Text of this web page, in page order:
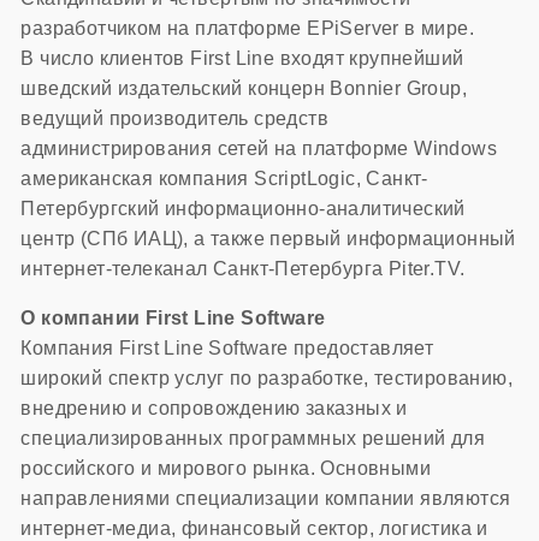
разработчиком на платформе EPiServer в мире.
В число клиентов First Line входят крупнейший
шведский издательский концерн Bonnier Group,
ведущий производитель средств
администрирования сетей на платформе Windows
американская компания ScriptLogic, Санкт-
Петербургский информационно-аналитический
центр (СПб ИАЦ), а также первый информационный
интернет-телеканал Санкт-Петербурга Piter.TV.
О компании First Line Software
Компания First Line Software предоставляет
широкий спектр услуг по разработке, тестированию,
внедрению и сопровождению заказных и
специализированных программных решений для
российского и мирового рынка. Основными
направлениями специализации компании являются
интернет-медиа, финансовый сектор, логистика и